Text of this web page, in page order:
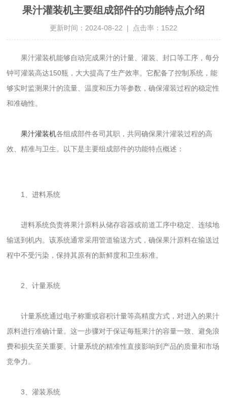
果汁灌装机主要组成部件的功能特点介绍
更新时间：2024-08-22 | 点击率：1522
果汁灌装机能够自动完成果汁的计量、灌装、封口等工序，每分
钟可灌装高达150瓶，大大提高了生产效率。它配备了控制系统，能
够实时监测果汁的流量、温度和压力等参数，确保灌装过程的稳定性
和准确性。
果汁灌装机各组成部件各司其职，共同确保果汁灌装过程的高
效、精准与卫生。以下是主要组成部件的功能特点概述：
1、进料系统
进料系统负责将果汁原料从储存容器或前道工序中稳定、连续地
输送到机内。该系统通常采用管道输送方式，确保果汁原料在输送过
程中不受污染，保持其原有的新鲜度和卫生标准。
2、计量系统
计量系统通过电子称重或容积计量等高精度方式，对进入的果汁
原料进行准确计量。这一步骤对于保证每瓶果汁的容量一致、避免浪
费和损失至关重要。计量系统的精准性直接影响到产品的质量和市场
竞争力。
3、灌装系统